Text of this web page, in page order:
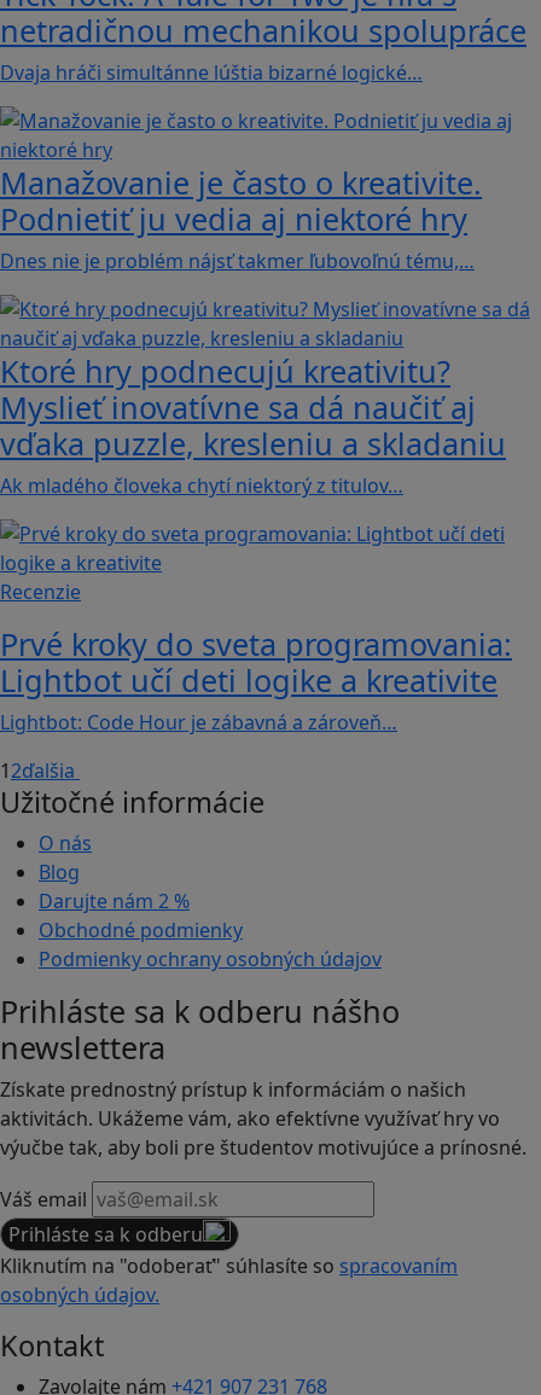
netradičnou mechanikou spolupráce
Dvaja hráči simultánne lúštia bizarné logické…
Manažovanie je často o kreativite.
Podnietiť ju vedia aj niektoré hry
Dnes nie je problém nájsť takmer ľubovoľnú tému,…
Ktoré hry podnecujú kreativitu?
Myslieť inovatívne sa dá naučiť aj
vďaka puzzle, kresleniu a skladaniu
Ak mladého človeka chytí niektorý z titulov…
Recenzie
Prvé kroky do sveta programovania:
Lightbot učí deti logike a kreativite
Lightbot: Code Hour je zábavná a zároveň…
12ďalšia
Užitočné informácie
O nás
Blog
Darujte nám 2 %
Obchodné podmienky
Podmienky ochrany osobných údajov
Prihláste sa k odberu nášho
newslettera
Získate prednostný prístup k informáciám o našich
aktivitách. Ukážeme vám, ako efektívne využívať hry vo
výučbe tak, aby boli pre študentov motivujúce a prínosné.
Váš email
Prihláste sa k odberu
Kliknutím na "odoberať" súhlasíte so spracovaním
osobných údajov.
Kontakt
Zavolajte nám +421 907 231 768